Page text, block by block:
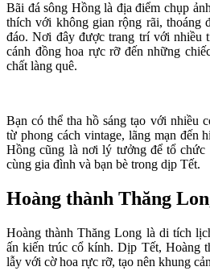
Bãi đá sông Hồng là địa điểm chụp
thích với không gian rộng rãi, thoáng
đáo. Nơi đây được trang trí với nhiều
cánh đồng hoa rực rỡ đến những
chất làng quê.
Bạn có thể tha hồ sáng tạo với nhiều
từ phong cách vintage, lãng mạn đến
Hồng cũng là nơi lý tưởng để tổ
cùng gia đình và bạn bè trong dịp Tết.
Hoàng thành Thăng
Hoàng thành Thăng Long là di tích
ấn kiến trúc cổ kính. Dịp Tết, Hoàng
lẫy với cờ hoa rực rỡ, tạo nên khung